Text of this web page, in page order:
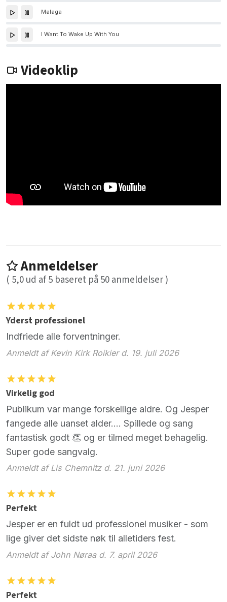
Malaga
I Want To Wake Up With You
Videoklip
Anmeldelser
( 5,0ud af5 baseret på 50anmeldelser )
Yderst professionel
Indfriede alle forventninger.
Anmeldt af Kevin Kirk Roikier d. 19. juli 2026
Virkelig god
Publikum var mange forskellige aldre. Og Jesper
fangede alle uanset alder…. Spillede og sang
fantastisk godt 👏 og er tilmed meget behagelig.
Super gode sangvalg.
Anmeldt af Lis Chemnitz d. 21. juni 2026
Perfekt
Jesper er en fuldt ud professionel musiker - som
lige giver det sidste nøk til alletiders fest.
Anmeldt af John Nøraa d. 7. april 2026
Perfekt